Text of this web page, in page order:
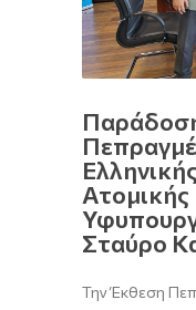
Ατομικής
Σταύρο
Την Έκθεση